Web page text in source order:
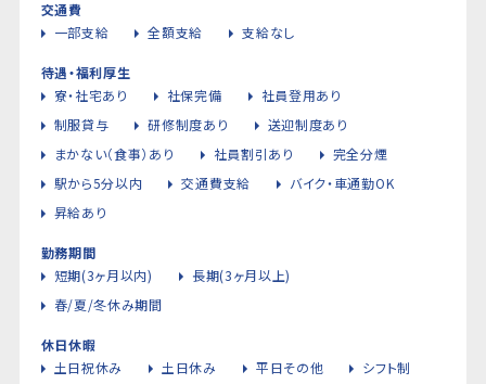
交通費
一部支給
全額支給 支給なし
待遇・福利厚生
寮・社宅あり
社保完備
社員登用あり
制服貸与
研修制度あり
送迎制度あり
まかない（食事）あり
社員割引あり
完全分煙
駅から5分以内
交通費支給
バイク・車通勤OK
昇給あり
勤務期間
短期(3ヶ月以内)
長期(3ヶ月以上)
春/夏/冬休み期間
休日休暇
土日祝休み
土日休み 平日その他
シフト制